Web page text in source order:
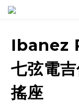
Ibanez
七弦電
搖座